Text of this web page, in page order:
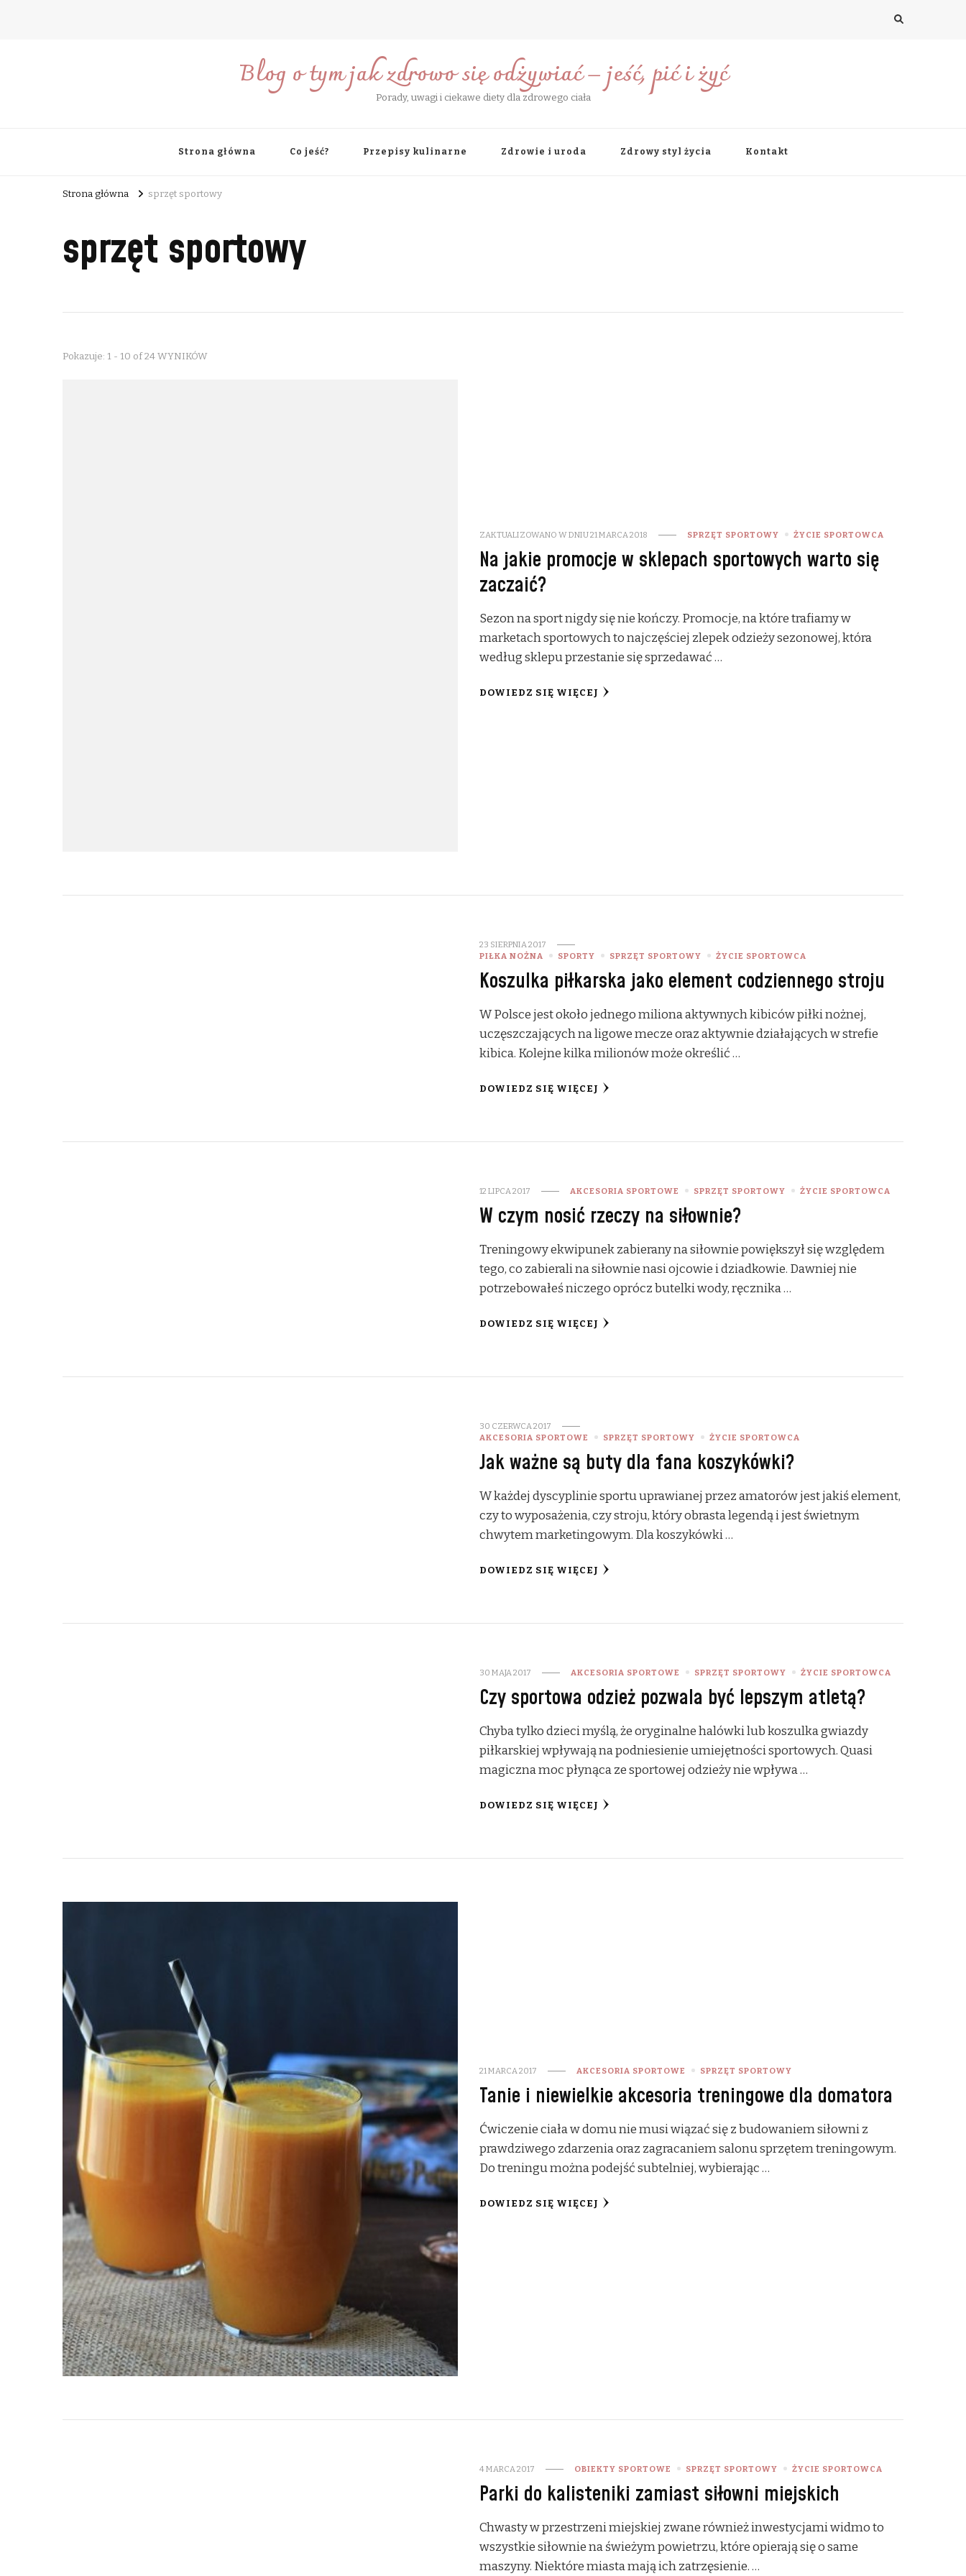
Blog o tym jak zdrowo się odżywiać – jeść, pić i żyć
Porady, uwagi i ciekawe diety dla zdrowego ciała
Strona główna Co jeść? Przepisy kulinarne Zdrowie i uroda Zdrowy styl życia Kontakt
Strona główna sprzęt sportowy
sprzęt sportowy
Pokazuje: 1 - 10 of 24 WYNIKÓW
ZAKTUALIZOWANO W DNIU21 MARCA 2018 SPRZĘT SPORTOWY ŻYCIE SPORTOWCA
Na jakie promocje w sklepach sportowych warto się
zaczaić?
Sezon na sport nigdy się nie kończy. Promocje, na które trafiamy w
marketach sportowych to najczęściej zlepek odzieży sezonowej, która
według sklepu przestanie się sprzedawać …
DOWIEDZ SIĘ WIĘCEJ
23 SIERPNIA 2017
PIŁKA NOŻNA
SPORTY SPRZĘT SPORTOWY ŻYCIE SPORTOWCA
Koszulka piłkarska jako element codziennego stroju
W Polsce jest około jednego miliona aktywnych kibiców piłki nożnej,
uczęszczających na ligowe mecze oraz aktywnie działających w strefie
kibica. Kolejne kilka milionów może określić …
DOWIEDZ SIĘ WIĘCEJ
12 LIPCA 2017 AKCESORIA SPORTOWE SPRZĘT SPORTOWY ŻYCIE SPORTOWCA
W czym nosić rzeczy na siłownie?
Treningowy ekwipunek zabierany na siłownie powiększył się względem
tego, co zabierali na siłownie nasi ojcowie i dziadkowie. Dawniej nie
potrzebowałeś niczego oprócz butelki wody, ręcznika …
DOWIEDZ SIĘ WIĘCEJ
30 CZERWCA 2017
AKCESORIA SPORTOWE
SPRZĘT SPORTOWY ŻYCIE SPORTOWCA
Jak ważne są buty dla fana koszykówki?
W każdej dyscyplinie sportu uprawianej przez amatorów jest jakiś element,
czy to wyposażenia, czy stroju, który obrasta legendą i jest świetnym
chwytem marketingowym. Dla koszykówki …
DOWIEDZ SIĘ WIĘCEJ
30 MAJA 2017 AKCESORIA SPORTOWE SPRZĘT SPORTOWY ŻYCIE SPORTOWCA
Czy sportowa odzież pozwala być lepszym atletą?
Chyba tylko dzieci myślą, że oryginalne halówki lub koszulka gwiazdy
piłkarskiej wpływają na podniesienie umiejętności sportowych. Quasi
magiczna moc płynąca ze sportowej odzieży nie wpływa …
DOWIEDZ SIĘ WIĘCEJ
21 MARCA 2017 AKCESORIA SPORTOWE SPRZĘT SPORTOWY
Tanie i niewielkie akcesoria treningowe dla domatora
Ćwiczenie ciała w domu nie musi wiązać się z budowaniem siłowni z
prawdziwego zdarzenia oraz zagracaniem salonu sprzętem treningowym.
Do treningu można podejść subtelniej, wybierając …
DOWIEDZ SIĘ WIĘCEJ
4 MARCA 2017 OBIEKTY SPORTOWE SPRZĘT SPORTOWY ŻYCIE SPORTOWCA
Parki do kalisteniki zamiast siłowni miejskich
Chwasty w przestrzeni miejskiej zwane również inwestycjami widmo to
wszystkie siłownie na świeżym powietrzu, które opierają się o same
maszyny. Niektóre miasta mają ich zatrzęsienie. …